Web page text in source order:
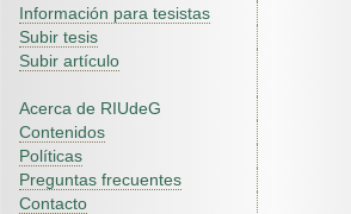
Información para tesistas
Subir tesis
Subir artículo
Acerca de RIUdeG
Contenidos
Políticas
Preguntas frecuentes
Contacto